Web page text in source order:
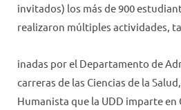
invitados) los más de 900
realizaron múltiples actividades,
inadas por el Departamento de
carreras de las Ciencias de la
Humanista que la UDD imparte en